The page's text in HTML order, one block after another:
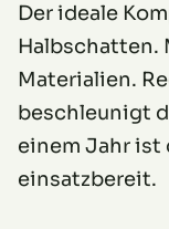
Der ideale
Halbschatten.
Materialien.
beschleunigt
einem Jahr ist
einsatzbereit.